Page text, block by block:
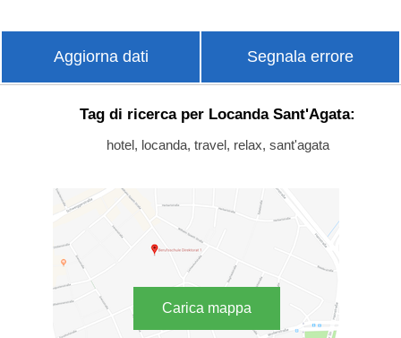
Aggiorna dati Segnala errore
Tag di ricerca per Locanda Sant'Agata:
hotel, locanda, travel, relax, sant'agata
Carica mappa